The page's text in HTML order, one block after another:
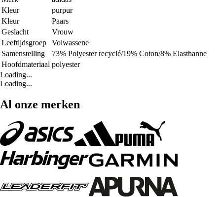
Kleur
purpur
Kleur
Paars
Geslacht
Vrouw
Leeftijdsgroep
Volwassene
Samenstelling
73% Polyester recyclé/19% Coton/8% Elasthanne
Hoofdmateriaal polyester
Loading...
Loading...
Al onze merken